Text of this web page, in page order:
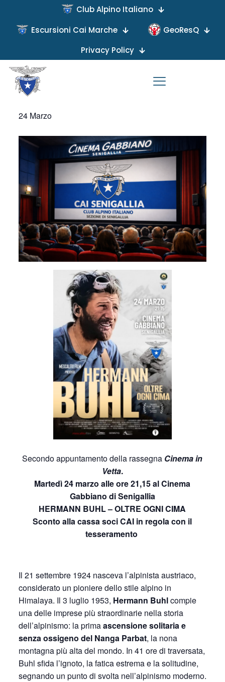
Club Alpino Italiano
Escursioni Cai Marche
GeoResQ
Privacy Policy
Cinema in Vetta: HERMANN
BUHL-OLTRE OGNI CIMA
24 Marzo
Secondo appuntamento della rassegna Cinema in
Vetta.
Martedì 24 marzo alle ore 21,15 al Cinema
Gabbiano di Senigallia
HERMANN BUHL – OLTRE OGNI CIMA
Sconto alla cassa soci CAI in regola con il
tesseramento
Il 21 settembre 1924 nasceva l’alpinista austriaco,
considerato un pioniere dello stile alpino in
Himalaya. Il 3 luglio 1953, Hermann Buhlcompie
una delle imprese più straordinarie nella storia
dell’alpinismo: la primaascensione solitaria e
senza ossigeno del Nanga Parbat, la nona
montagna più alta del mondo. In 41 ore di traversata,
Buhl sfida l’ignoto, la fatica estrema e la solitudine,
segnando un punto di svolta nell’alpinismo moderno.